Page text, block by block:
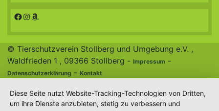
Facebook
Instagram
Amazon
© Tierschutzverein Stollberg und Umgebung e.V. ,
Waldfrieden 1 , 09366 Stollberg - Impressum -
Datenschutzerklärung - Kontakt
Diese Seite nutzt Website-Tracking-Technologien von Dritten,
um ihre Dienste anzubieten, stetig zu verbessern und